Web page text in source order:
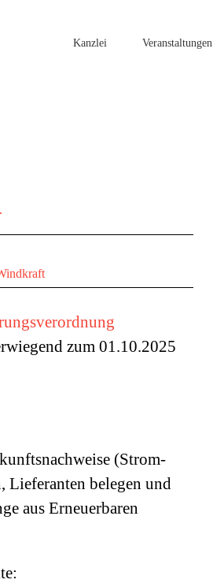
Kanzlei Veranstaltungen
zum 01.10.2025
(Strom-
belegen und
aus Erneuerbaren